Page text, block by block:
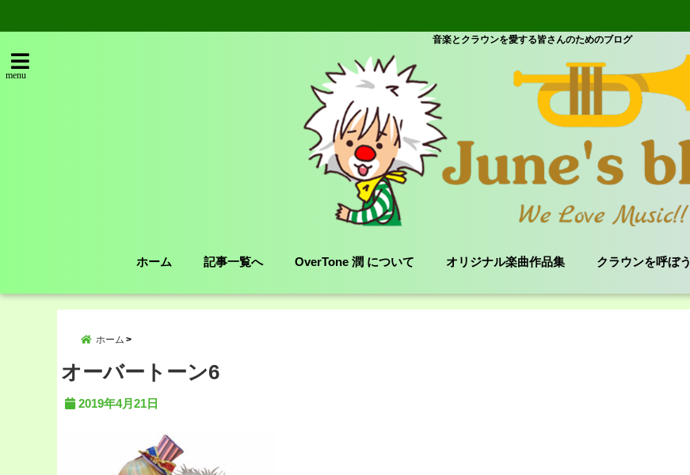
音楽とクラウンを愛する皆さんのためのブログ
menu
ホーム 記事一覧へ OverTone 潤 について オリジナル楽曲作品集 クラウンを呼ぼう
ホーム
オーバートーン6
2019年4月21日